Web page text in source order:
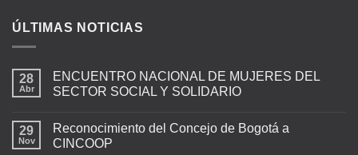
ÚLTIMAS NOTICIAS
28
Abr
ENCUENTRO NACIONAL DE MUJERES DEL
SECTOR SOCIAL Y SOLIDARIO
29
Nov
Reconocimiento del Concejo de Bogotá a
CINCOOP